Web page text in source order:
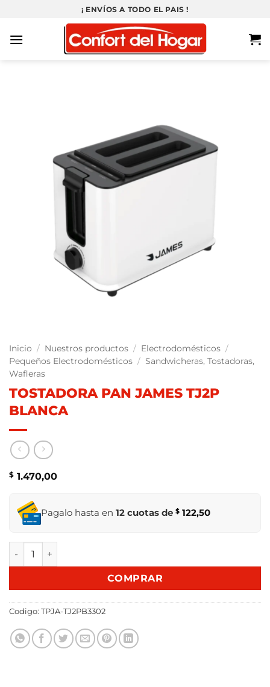
contenido
¡ ENVÍOS A TODO EL PAIS !
Inicio / Nuestros productos / Electrodomésticos /
Pequeños Electrodomésticos / Sandwicheras, Tostadoras,
Wafleras
TOSTADORA PAN JAMES TJ2P
BLANCA
$ 1.470,00
Pagalo hasta en 12 cuotas de $ 122,50
TOSTADORA PAN JAMES TJ2P BLANCA cantidad
COMPRAR
Codigo: TPJA-TJ2PB3302